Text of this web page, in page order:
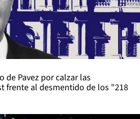
de Pavez por calzar las
frente al desmentido de los "218